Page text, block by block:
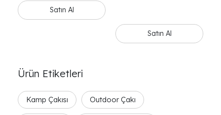
Satın Al
outdoor kullanım için
mükemmel bir tercih.
fark yaratır.
Satın Al
Ürün Etiketleri
Kamp Çakısı Outdoor Çakı